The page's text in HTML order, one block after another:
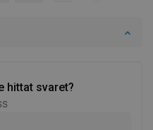
hittat svaret?